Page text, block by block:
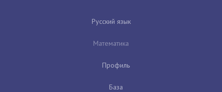
Русский язык
Математика
Профиль
База